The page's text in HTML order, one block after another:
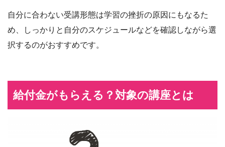
自分に合わない受講形態は学習の挫折の原因にもなるた
め、しっかりと自分のスケジュールなどを確認しながら選
択するのがおすすめです。
給付金がもらえる？対象の講座とは